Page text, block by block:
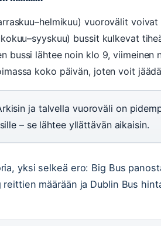
vuorovälit
bussit kulkevat
bussi lähtee noin klo 9,
koko päivän, joten voit
ja talvella vuoroväli on
– se lähtee yllättävän aikaisin.
yksi selkeä ero: Big Bus
määrään ja Dublin Bus